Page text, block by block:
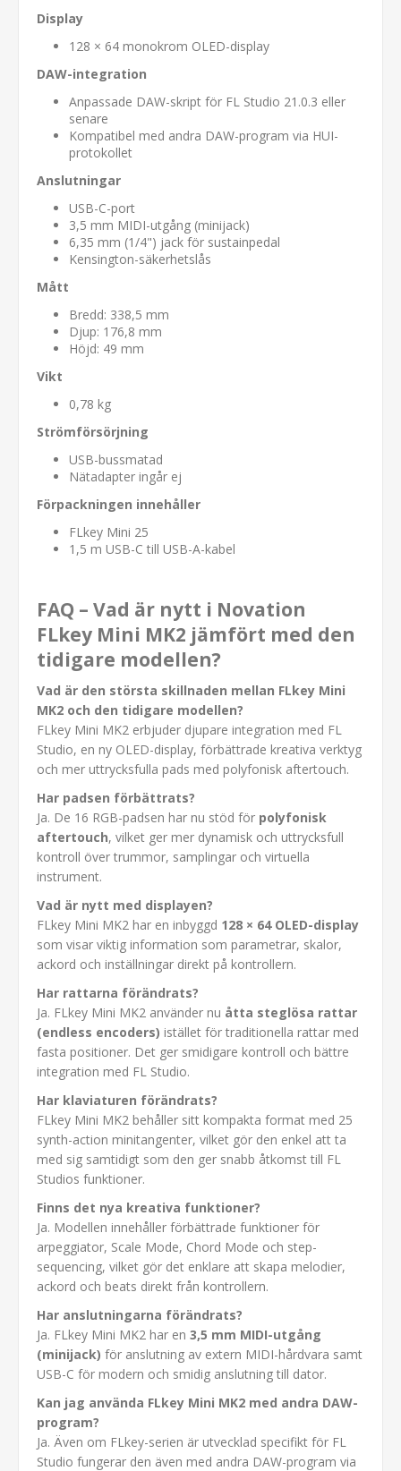
Display
128 × 64 monokrom OLED-display
DAW-integration
Anpassade DAW-skript för FL Studio 21.0.3 eller
senare
Kompatibel med andra DAW-program via HUI-
protokollet
Anslutningar
USB-C-port
3,5 mm MIDI-utgång (minijack)
6,35 mm (1/4") jack för sustainpedal
Kensington-säkerhetslås
Mått
Bredd: 338,5 mm
Djup: 176,8 mm
Höjd: 49 mm
Vikt
0,78 kg
Strömförsörjning
USB-bussmatad
Nätadapter ingår ej
Förpackningen innehåller
FLkey Mini 25
1,5 m USB-C till USB-A-kabel
FAQ – Vad är nytt i Novation
FLkey Mini MK2 jämfört med den
tidigare modellen?
Vad är den största skillnaden mellan FLkey Mini
MK2 och den tidigare modellen?
FLkey Mini MK2 erbjuder djupare integration med FL
Studio, en ny OLED-display, förbättrade kreativa verktyg
och mer uttrycksfulla pads med polyfonisk aftertouch.
Har padsen förbättrats?
Ja. De 16 RGB-padsen har nu stöd för polyfonisk
aftertouch, vilket ger mer dynamisk och uttrycksfull
kontroll över trummor, samplingar och virtuella
instrument.
Vad är nytt med displayen?
FLkey Mini MK2 har en inbyggd 128 × 64 OLED-display
som visar viktig information som parametrar, skalor,
ackord och inställningar direkt på kontrollern.
Har rattarna förändrats?
Ja. FLkey Mini MK2 använder nu åtta steglösa rattar
(endless encoders) istället för traditionella rattar med
fasta positioner. Det ger smidigare kontroll och bättre
integration med FL Studio.
Har klaviaturen förändrats?
FLkey Mini MK2 behåller sitt kompakta format med 25
synth-action minitangenter, vilket gör den enkel att ta
med sig samtidigt som den ger snabb åtkomst till FL
Studios funktioner.
Finns det nya kreativa funktioner?
Ja. Modellen innehåller förbättrade funktioner för
arpeggiator, Scale Mode, Chord Mode och step-
sequencing, vilket gör det enklare att skapa melodier,
ackord och beats direkt från kontrollern.
Har anslutningarna förändrats?
Ja. FLkey Mini MK2 har en 3,5 mm MIDI-utgång
(minijack) för anslutning av extern MIDI-hårdvara samt
USB-C för modern och smidig anslutning till dator.
Kan jag använda FLkey Mini MK2 med andra DAW-
program?
Ja. Även om FLkey-serien är utvecklad specifikt för FL
Studio fungerar den även med andra DAW-program via